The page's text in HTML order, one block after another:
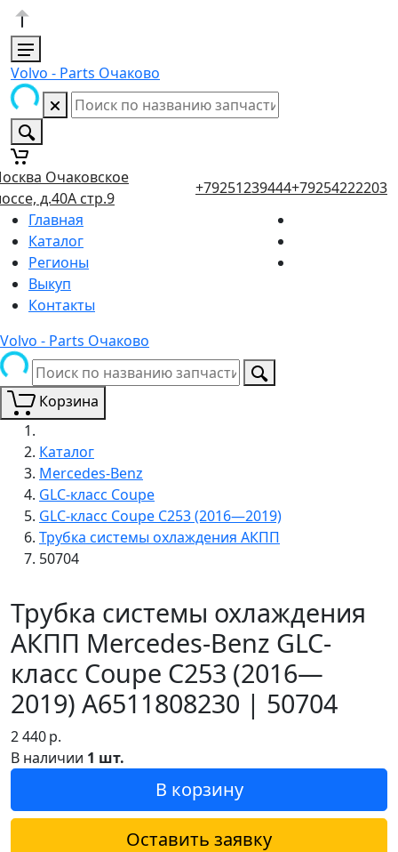
Volvo - Parts Очаково
Очаковское
д.40А стр.9
+79251239444+79254222203
Главная
Каталог
Регионы
Выкуп
Контакты
Volvo - Parts Очаково
Корзина
Каталог
Mercedes-Benz
GLC-класс Coupe
GLC-класс Coupe C253 (2016—2019)
Трубка системы охлаждения АКПП
50704
Трубка системы охлаждения
АКПП Mercedes-Benz GLC-
класс Coupe C253 (2016—
2019) A6511808230 | 50704
2 440р.
В наличии 1 шт.
В корзину
Оставить заявку